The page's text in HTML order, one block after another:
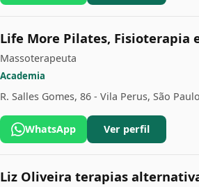
Life More Pilates, Fisioterapia
Massoterapeuta
Academia
R. Salles Gomes, 86 - Vila Perus, São
WhatsApp Ver perfil
Liz Oliveira terapias